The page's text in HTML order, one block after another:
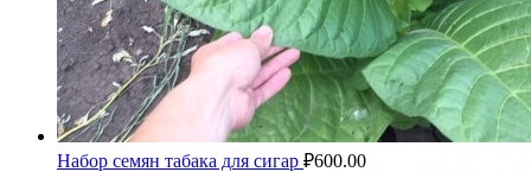
Набор семян табака для сигар ₽600.00